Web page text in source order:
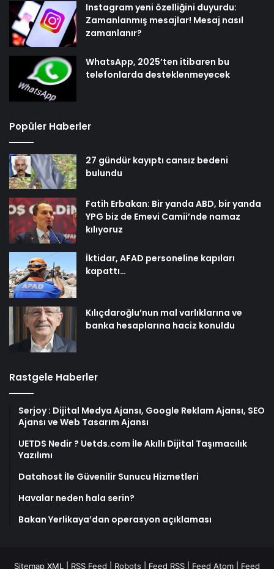
Instagram yeni özelliğini duyurdu:
Zamanlanmış mesajlar! Mesaj nasıl
zamanlanır?
WhatsApp, 2025’ten itibaren bu
telefonlarda desteklenmeyecek
Popüler Haberler
27 gündür kayıptı cansız bedeni
bulundu
Fatih Erbakan: Bir yanda ABD, bir yanda
YPG biz de Emevi Camii’nde namaz
kılıyoruz
İktidar, AFAD personeline kapıları
kapattı…
Kılıçdaroğlu’nun mal varlıklarına ve
banka hesaplarına haciz konuldu
Rastgele Haberler
Serjoy : Dijital Medya Ajansı, Google Reklam Ajansı, SEO
Ajansı ve Web Tasarım Ajansı
UETDS Nedir ? Uetds.com İle Akıllı Dijital Taşımacılık
Yazılımı
Datahost İle Güvenilir Sunucu Hizmetleri
Havalar neden hala serin?
Bakan Yerlikaya’dan operasyon açıklaması
Sitemap XML RSS Feed Robots Feed RSS Feed Atom Feed